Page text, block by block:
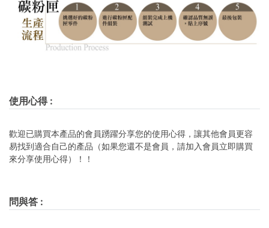
使用心得:
歡迎已購買本產品的會員踴躍分享您的使用心得，讓其他會員更容
易找到適合自己的產品（如果您還不是會員，請加入會員立即購買
來分享使用心得）！！
問與答 :